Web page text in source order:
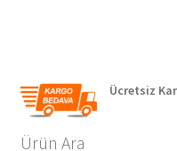
Ücretsiz
Ürün Ara